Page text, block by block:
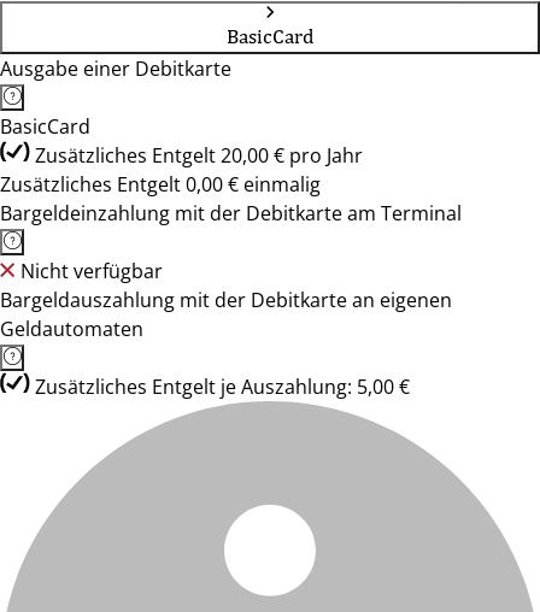
BasicCard
Ausgabe einer Debitkarte
BasicCard
Zusätzliches Entgelt 20,00 € pro Jahr
Zusätzliches Entgelt 0,00 € einmalig
Bargeldeinzahlung mit der Debitkarte am Terminal
Nicht verfügbar
Bargeldauszahlung mit der Debitkarte an eigenen
Geldautomaten
Zusätzliches Entgelt je Auszahlung: 5,00 €